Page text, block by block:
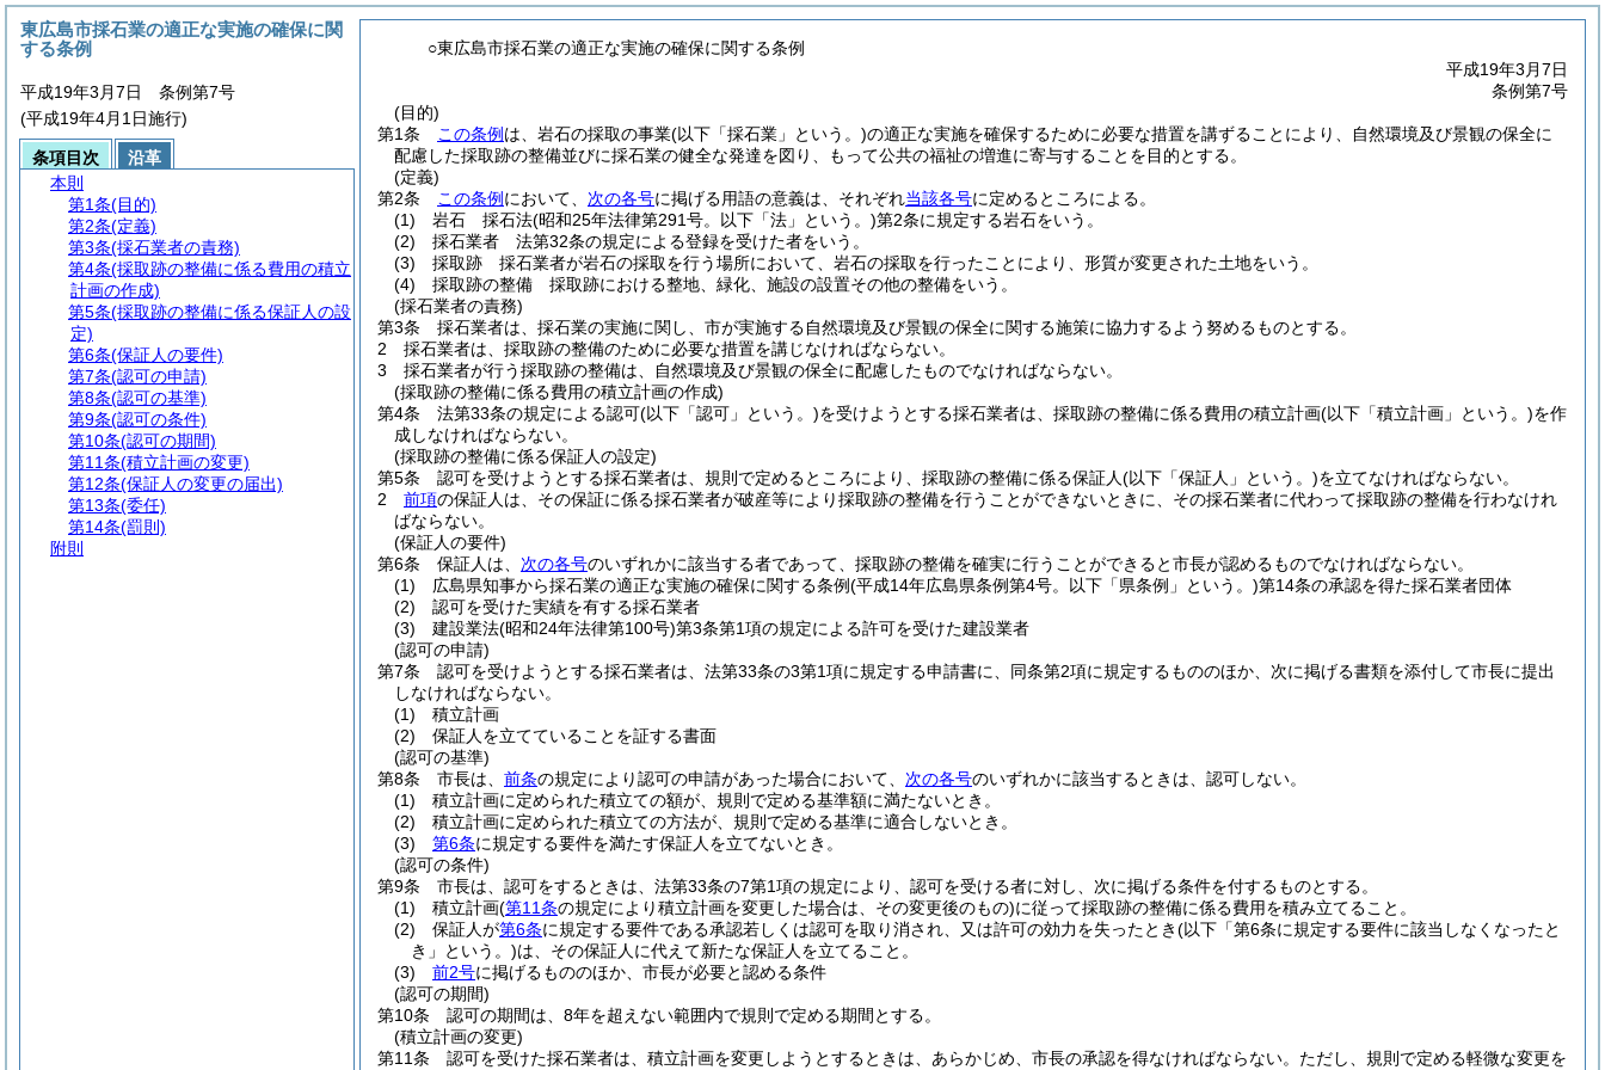
○東広島市採石業の適正な実施の確保に関する条例
平成19年3月7日
条例第7号
(目的)
第1条
この条例 は、岩石の採取の事業(以下「採石業」という。)の適正な実施を確保するために必要な措置を講ずることにより、自然環境及び景観の保全に
配慮した採取跡の整備並びに採石業の健全な発達を図り、もって公共の福祉の増進に寄与することを目的とする。
(定義)
第2条
この条例 において、 次の各号に掲げる用語の意義は、それぞれ当該各号に定めるところによる。
(1)
岩石 採石法(昭和25年法律第291号。以下「法」という。)第2条に規定する岩石をいう。
(2)
採石業者 法第32条の規定による登録を受けた者をいう。
(3)
採取跡 採石業者が岩石の採取を行う場所において、岩石の採取を行ったことにより、形質が変更された土地をいう。
(4)
採取跡の整備 採取跡における整地、緑化、施設の設置その他の整備をいう。
(採石業者の責務)
第3条
採石業者は、採石業の実施に関し、市が実施する自然環境及び景観の保全に関する施策に協力するよう努めるものとする。
2
採石業者は、採取跡の整備のために必要な措置を講じなければならない。
3
採石業者が行う採取跡の整備は、自然環境及び景観の保全に配慮したものでなければならない。
(採取跡の整備に係る費用の積立計画の作成)
第4条
法第33条の規定による認可(以下「認可」という。)を受けようとする採石業者は、採取跡の整備に係る費用の積立計画(以下「積立計画」という。)を作
成しなければならない。
(採取跡の整備に係る保証人の設定)
第5条
認可を受けようとする採石業者は、規則で定めるところにより、採取跡の整備に係る保証人(以下「保証人」という。)を立てなければならない。
2
前項の保証人は、その保証に係る採石業者が破産等により採取跡の整備を行うことができないときに、その採石業者に代わって採取跡の整備を行わなけれ
ばならない。
(保証人の要件)
第6条
保証人は、 次の各号のいずれかに該当する者であって、採取跡の整備を確実に行うことができると市長が認めるものでなければならない。
(1)
広島県知事から採石業の適正な実施の確保に関する条例(平成14年広島県条例第4号。以下「県条例」という。)第14条の承認を得た採石業者団体
(2)
認可を受けた実績を有する採石業者
(3)
建設業法(昭和24年法律第100号)第3条第1項の規定による許可を受けた建設業者
(認可の申請)
第7条
認可を受けようとする採石業者は、法第33条の3第1項に規定する申請書に、同条第2項に規定するもののほか、次に掲げる書類を添付して市長に提出
しなければならない。
(1)
積立計画
(2)
保証人を立てていることを証する書面
(認可の基準)
第8条
市長は、 前条の規定により認可の申請があった場合において、 次の各号のいずれかに該当するときは、認可しない。
(1)
積立計画に定められた積立ての額が、規則で定める基準額に満たないとき。
(2)
積立計画に定められた積立ての方法が、規則で定める基準に適合しないとき。
(3)
第6条に規定する要件を満たす保証人を立てないとき。
(認可の条件)
第9条
市長は、認可をするときは、法第33条の7第1項の規定により、認可を受ける者に対し、次に掲げる条件を付するものとする。
(1)
積立計画(第11条の規定により積立計画を変更した場合は、その変更後のもの)に従って採取跡の整備に係る費用を積み立てること。
(2)
保証人が第6条に規定する要件である承認若しくは認可を取り消され、又は許可の効力を失ったとき(以下「第6条に規定する要件に該当しなくなったと
き」という。)は、その保証人に代えて新たな保証人を立てること。
(3)
前2号に掲げるもののほか、市長が必要と認める条件
(認可の期間)
第10条
認可の期間は、8年を超えない範囲内で規則で定める期間とする。
(積立計画の変更)
第11条
認可を受けた採石業者は、積立計画を変更しようとするときは、あらかじめ、市長の承認を得なければならない。 ただし、規則で定める軽微な変更を
東広島市採石業の適正な実施の確保に関
する条例
平成19年3月7日 条例第7号
(平成19年4月1日施行)
条項目次
沿革
本則
第1条(目的)
第2条(定義)
第3条(採石業者の責務)
第4条(採取跡の整備に係る費用の積立
計画の作成)
第5条(採取跡の整備に係る保証人の設
定)
第6条(保証人の要件)
第7条(認可の申請)
第8条(認可の基準)
第9条(認可の条件)
第10条(認可の期間)
第11条(積立計画の変更)
第12条(保証人の変更の届出)
第13条(委任)
第14条(罰則)
附則